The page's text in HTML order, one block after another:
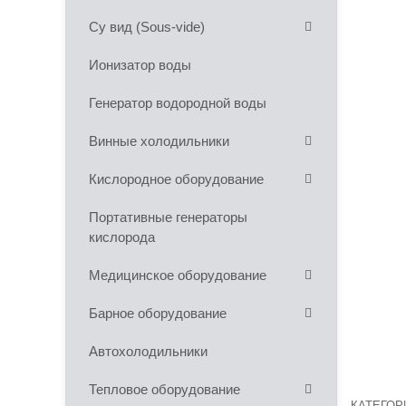
Су вид (Sous-vide)
Ионизатор воды
Генератор водородной воды
Винные холодильники
Кислородное оборудование
Портативные генераторы
кислорода
Медицинское оборудование
Барное оборудование
Автохолодильники
Тепловое оборудование